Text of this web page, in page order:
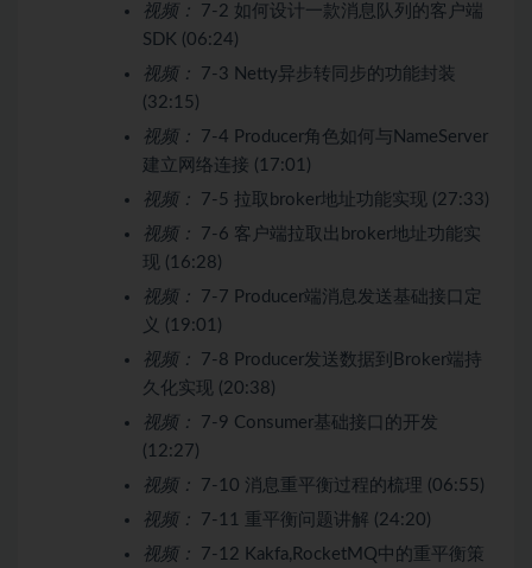
视频：
7-2 如何设计一款消息队列的客户端
SDK (06:24)
视频：
7-3 Netty异步转同步的功能封装
(32:15)
视频：
7-4 Producer角色如何与NameServer
建立网络连接 (17:01)
视频：
7-5 拉取broker地址功能实现 (27:33)
视频：
7-6 客户端拉取出broker地址功能实
现 (16:28)
视频：
7-7 Producer端消息发送基础接口定
义 (19:01)
视频：
7-8 Producer发送数据到Broker端持
久化实现 (20:38)
视频：
7-9 Consumer基础接口的开发
(12:27)
视频：
7-10 消息重平衡过程的梳理 (06:55)
视频：
7-11 重平衡问题讲解 (24:20)
视频：
7-12 Kakfa,RocketMQ中的重平衡策